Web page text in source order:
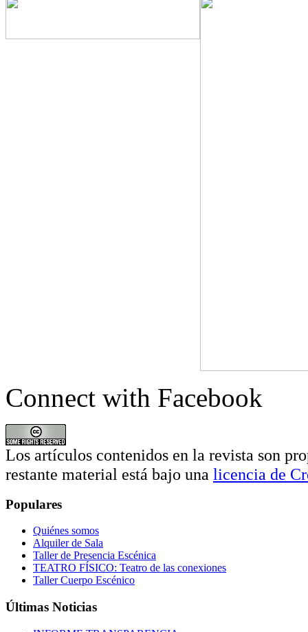
Connect with Facebook
Los artículos contenidos en la revista son
restante material está bajo una licencia de
Populares
Quiénes somos
Alquiler de Sala
Taller de Presencia Escénica
TEATRO FÍSICO: Teatro de las conexiones
Taller Cuerpo Escénico
Últimas Noticias